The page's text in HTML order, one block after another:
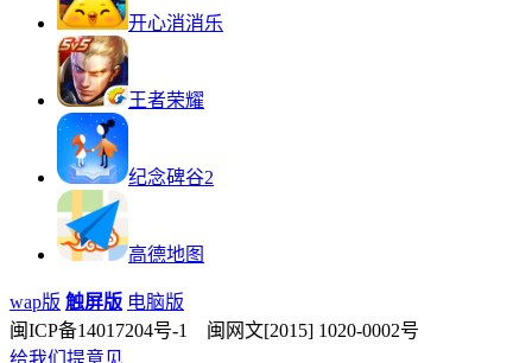
开心消消乐
王者荣耀
纪念碑谷2
高德地图
wap版 触屏版 电脑版
闽ICP备14017204号-1 闽网文[2015] 1020-0002号
给我们提意见